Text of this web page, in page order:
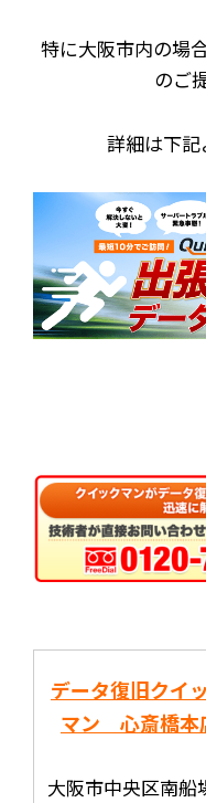
特に大阪市内の場
のご
詳細は下記
データ復旧クイ
マン 心斎橋本
大阪市中央区南船